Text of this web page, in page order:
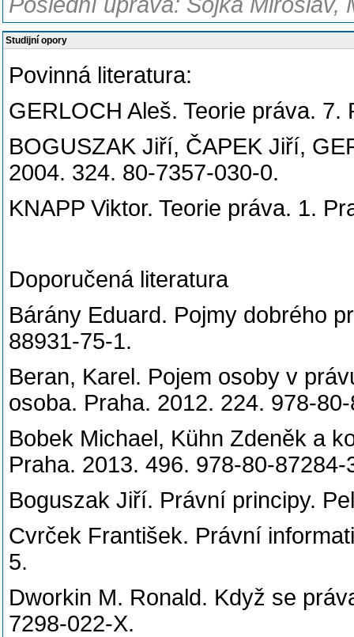
Studijní opory
Povinná literatura:
GERLOCH Aleš. Teorie práva.
BOGUSZAK Jiří, ČAPEK Jiří,
2004. 324. 80-7357-030-
KNAPP Viktor. Teorie práva. 1.
Doporučená literatura
Bárány Eduard. Pojmy dobrého
88931-75-1.
Beran, Karel. Pojem osoby v
osoba. Praha. 2012. 224.
Bobek Michael, Kühn Zdeněk a
Praha. 2013. 496. 978-
Boguszak Jiří. Právní principy.
Cvrček František. Právní
5.
Dworkin M. Ronald. Když se
7298-022-X.